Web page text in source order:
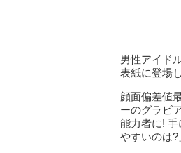
男性アイド
表紙に登場
顔面偏差値
ーのグラビ
能力者に!
やすいのは?